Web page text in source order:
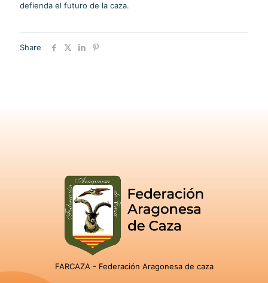
defienda el futuro de la caza.
Share
FARCAZA - Federación Aragonesa de caza